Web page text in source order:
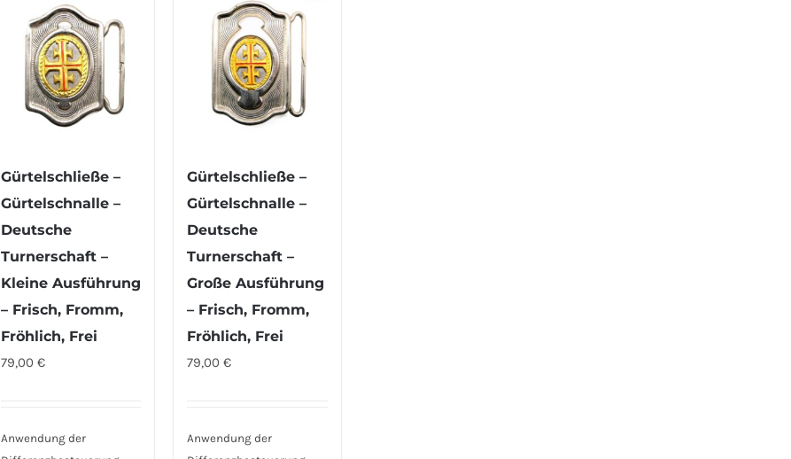
Gürtelschließe –
Gürtelschnalle –
Deutsche
Turnerschaft –
Kleine Ausführung
– Frisch, Fromm,
Fröhlich, Frei
79,00€
Anwendung der
Gürtelschließe –
Gürtelschnalle –
Deutsche
Turnerschaft –
Große Ausführung
– Frisch, Fromm,
Fröhlich, Frei
79,00€
Anwendung der